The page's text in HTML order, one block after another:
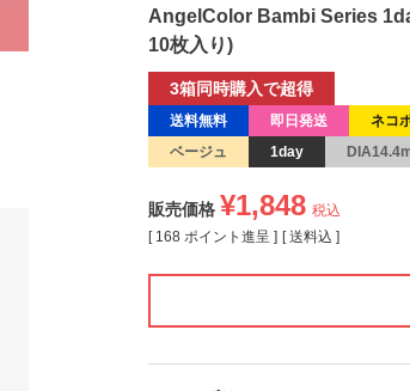
AngelColor Bambi Series
10枚入り)
送料無料 即日発送 ネコ
ベージュ
1day
3箱同時購入で超得
販売価格 ¥1,848 税込
[ 168 ポイント進呈 ] 送料込